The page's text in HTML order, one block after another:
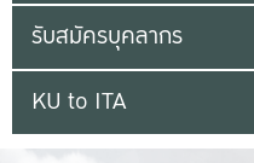
รับสมัครบุคลากร
KU to ITA